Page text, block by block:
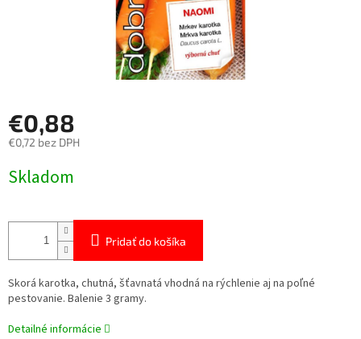
€0,88
€0,72 bez DPH
cena:
Skladom
Pridať do košíka
Skorá karotka, chutná, šťavnatá vhodná na rýchlenie aj na poľné
pestovanie. Balenie 3 gramy.
Detailné informácie